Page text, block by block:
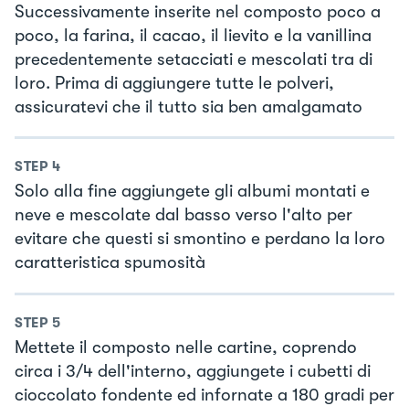
Successivamente inserite nel composto poco a
poco, la farina, il cacao, il lievito e la vanillina
precedentemente setacciati e mescolati tra di
loro. Prima di aggiungere tutte le polveri,
assicuratevi che il tutto sia ben amalgamato
STEP 4
Solo alla fine aggiungete gli albumi montati e
neve e mescolate dal basso verso l'alto per
evitare che questi si smontino e perdano la loro
caratteristica spumosità
STEP 5
Mettete il composto nelle cartine, coprendo
circa i 3/4 dell'interno, aggiungete i cubetti di
cioccolato fondente ed infornate a 180 gradi per